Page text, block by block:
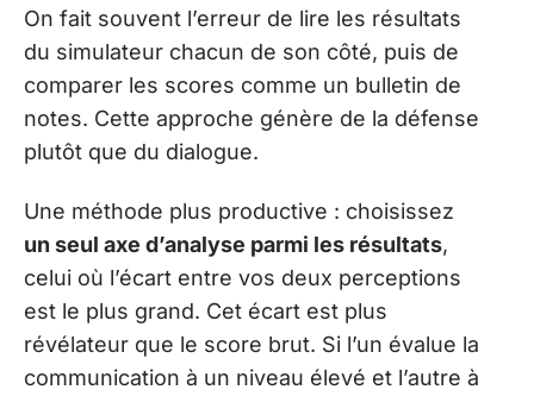
On fait souvent l’erreur de lire les résultats
du simulateur chacun de son côté, puis de
comparer les scores comme un bulletin de
notes. Cette approche génère de la défense
plutôt que du dialogue.
Une méthode plus productive : choisissez
un seul axe d’analyse parmi les résultats,
celui où l’écart entre vos deux perceptions
est le plus grand. Cet écart est plus
révélateur que le score brut. Si l’un évalue la
communication à un niveau élevé et l’autre à